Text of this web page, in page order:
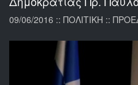
09/06/2016 :: ΠΟΛΙΤΙΚΗ ::